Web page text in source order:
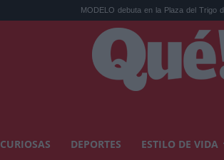
MODELO debuta en la Plaza del Trigo de Sonorama Ri...
CURIOSAS DEPORTES ESTILO DE VIDA